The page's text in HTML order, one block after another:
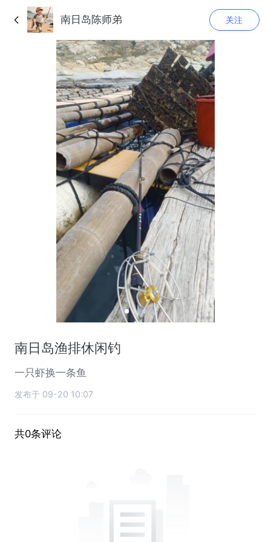
南日岛陈师弟 关注
南日岛渔排休闲钓
一只虾换一条鱼
发布于 09-20 10:07
共0条评论